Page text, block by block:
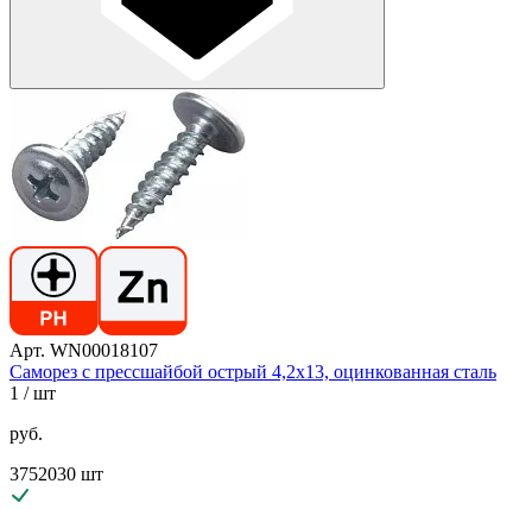
Арт. WN00018107
Саморез с прессшайбой острый 4,2х13, оцинкованная сталь
1 / шт
руб.
3752030 шт